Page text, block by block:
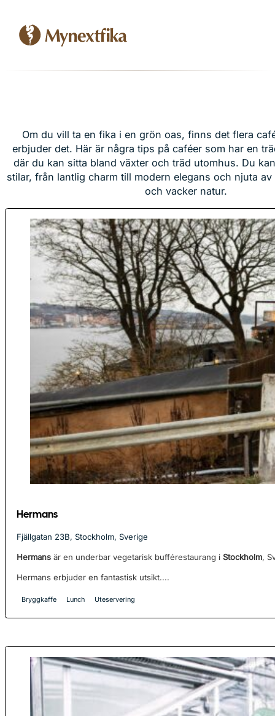
Om du vill ta en fika i en grön oas, finns det flera
erbjuder det. Här är några tips på caféer som har en
där du kan sitta bland växter och träd utomhus. Du
stilar, från lantlig charm till modern elegans och njuta
och vacker natur.
Hermans
Fjällgatan 23B, Stockholm, Sverige
Hermans är en underbar vegetarisk bufférestaurang iStockholm,
Hermans erbjuder en fantastisk utsikt....
Bryggkaffe Lunch Uteservering